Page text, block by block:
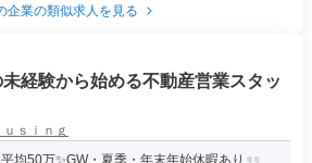
企業の類似求人を見る
経験から始める不動産営業スタッ
ｓｉｎｇ
均50万✨GW・夏季・年末年始休暇あり